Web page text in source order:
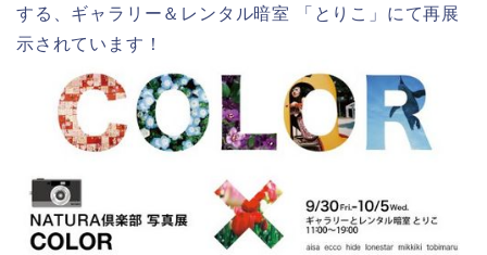
する、ギャラリー＆レンタル暗室 「とりこ」にて再展
示されています！